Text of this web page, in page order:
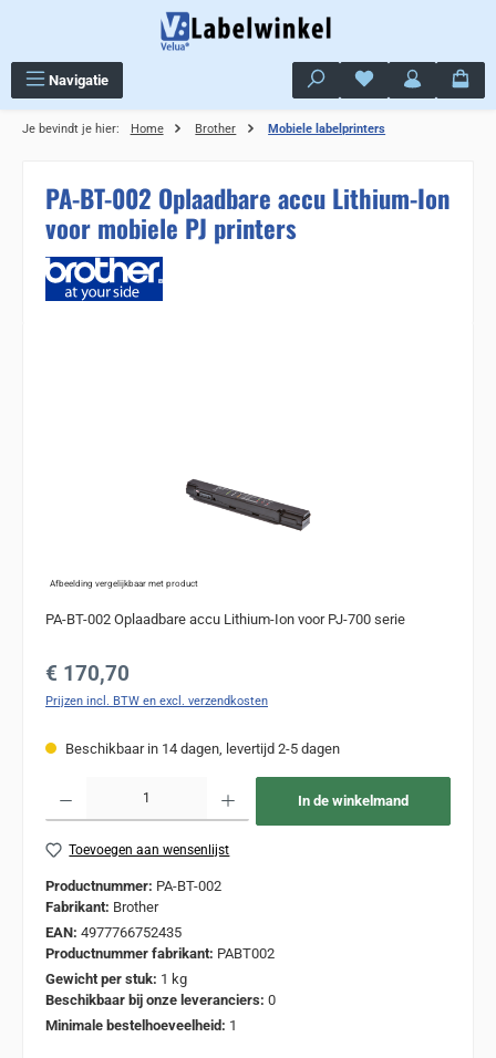
Navigatie Je hebt 0 items op
Je bevindt je hier: Home Brother Mobiele labelprinters
PA-BT-002 Oplaadbare accu Lithium-Ion
voor mobiele PJ printers
Afbeelding vergelijkbaar met product
PA-BT-002 Oplaadbare accu Lithium-Ion voor PJ-700 serie
Normale prijs:
€ 170,70
Prijzen incl. BTW en excl. verzendkosten
Beschikbaar in 14 dagen, levertijd 2-5 dagen
In de winkelmand
Toevoegen aan wensenlijst
Productnummer: PA-BT-002
Fabrikant: Brother
EAN: 4977766752435
Productnummer fabrikant: PABT002
Gewicht per stuk: 1 kg
Beschikbaar bij onze leveranciers: 0
Minimale bestelhoeveelheid: 1